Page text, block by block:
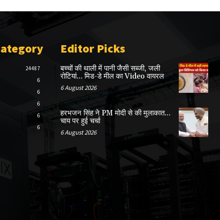
24487
6
6
6
6
6
Editor Picks
बच्चों की थाली में पानी जैसी सब्जी, जली
रोटियां… मिड-डे मील का Video वायरल
6 August 2026
हरभजन सिंह ने PM मोदी से की मुलाकात…
चाय पर हुई चर्चा
6 August 2026